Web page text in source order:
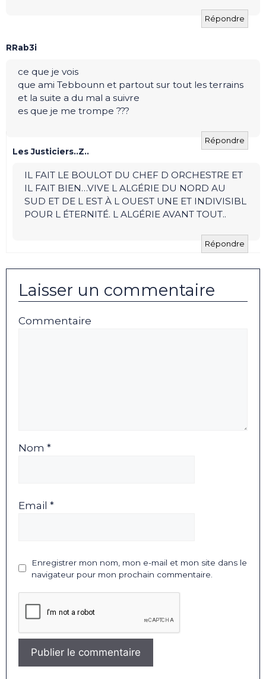
Répondre
RRab3i
ce que je vois
que ami Tebbounn et partout sur tout les terrains
et la suite a du mal a suivre
es que je me trompe ???
Répondre
Les Justiciers..Z..
IL FAIT LE BOULOT DU CHEF D ORCHESTRE ET
IL FAIT BIEN…VIVE L ALGÉRIE DU NORD AU
SUD ET DE L EST À L OUEST UNE ET INDIVISIBL
POUR L ÉTERNITÉ. L ALGÉRIE AVANT TOUT..
Répondre
Laisser un commentaire
Commentaire
Nom *
Email *
Enregistrer mon nom, mon e-mail et mon site dans le
navigateur pour mon prochain commentaire.